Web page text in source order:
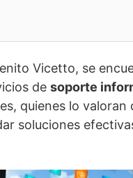
Vicetto, se
de soporte
quienes lo valoran
soluciones